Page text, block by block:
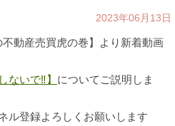
2023年06月13日
動産売買虎の巻】より新着動画
ないで‼】 についてご説明しま
ル登録よろしくお願いします